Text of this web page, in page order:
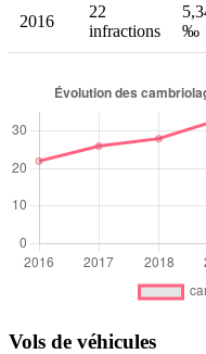
2016
22
infractions
‰
Vols de véhicules